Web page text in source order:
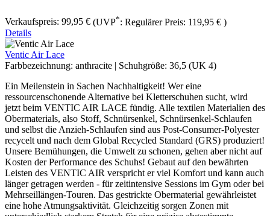
Verkaufspreis: 99,95 € (UVP*: Regulärer Preis: 119,95 € )
Details
Ventic Air Lace
Farbbezeichnung: anthracite | Schuhgröße: 36,5 (UK 4)
Ein Meilenstein in Sachen Nachhaltigkeit! Wer eine
ressourcenschonende Alternative bei Kletterschuhen sucht, wird
jetzt beim VENTIC AIR LACE fündig. Alle textilen Materialien des
Obermaterials, also Stoff, Schnürsenkel, Schnürsenkel-Schlaufen
und selbst die Anzieh-Schlaufen sind aus Post-Consumer-Polyester
recycelt und nach dem Global Recycled Standard (GRS) produziert!
Unsere Bemühungen, die Umwelt zu schonen, gehen aber nicht auf
Kosten der Performance des Schuhs! Gebaut auf den bewährten
Leisten des VENTIC AIR verspricht er viel Komfort und kann auch
länger getragen werden - für zeitintensive Sessions im Gym oder bei
Mehrseillängen-Touren. Das gestrickte Obermaterial gewährleistet
eine hohe Atmungsaktivität. Gleichzeitig sorgen Zonen mit